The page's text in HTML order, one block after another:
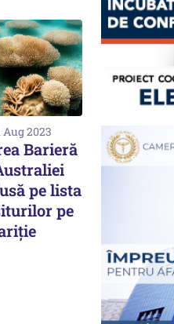
Aug 2023
Barieră
pe lista
pe